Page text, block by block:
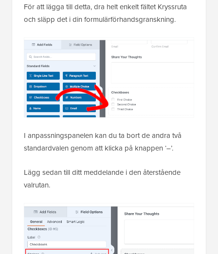
För att lägga till detta, dra helt enkelt fältet Kryssruta
och släpp det i din formulärförhandsgranskning.
I anpassningspanelen kan du ta bort de andra två
standardvalen genom att klicka på knappen ‘–’.
Lägg sedan till ditt meddelande i den återstående
valrutan.